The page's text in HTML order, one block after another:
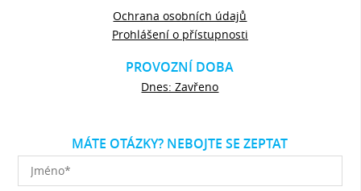
Ochrana osobních údajů
Prohlášení o přístupnosti
PROVOZNÍ DOBA
Dnes: Zavřeno
MÁTE OTÁZKY? NEBOJTE SE ZEPTAT